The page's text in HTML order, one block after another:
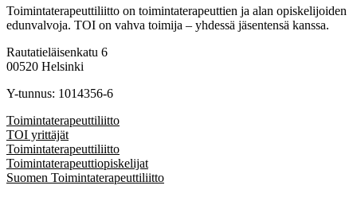
Toimintaterapeuttiliitto on toimintaterapeuttien ja alan opiskelijoiden
edunvalvoja. TOI on vahva toimija – yhdessä jäsentensä kanssa.
Rautatieläisenkatu 6
00520 Helsinki
Y-tunnus: 1014356-6
Toimintaterapeuttiliitto
TOI yrittäjät
Toimintaterapeuttiliitto
Toimintaterapeuttiopiskelijat
Suomen Toimintaterapeuttiliitto